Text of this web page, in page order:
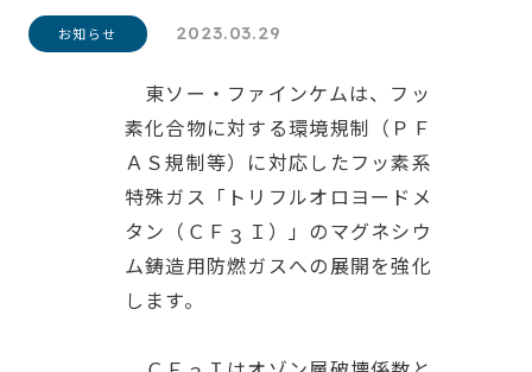
お知らせ 2023.03.29
東ソー・ファインケムは、フッ
素化合物に対する環境規制（ＰＦ
ＡＳ規制等）に対応したフッ素系
特殊ガス「トリフルオロヨードメ
タン（ＣＦ ３ Ｉ）」のマグネシウ
ム鋳造用防燃ガスへの展開を強化
します。